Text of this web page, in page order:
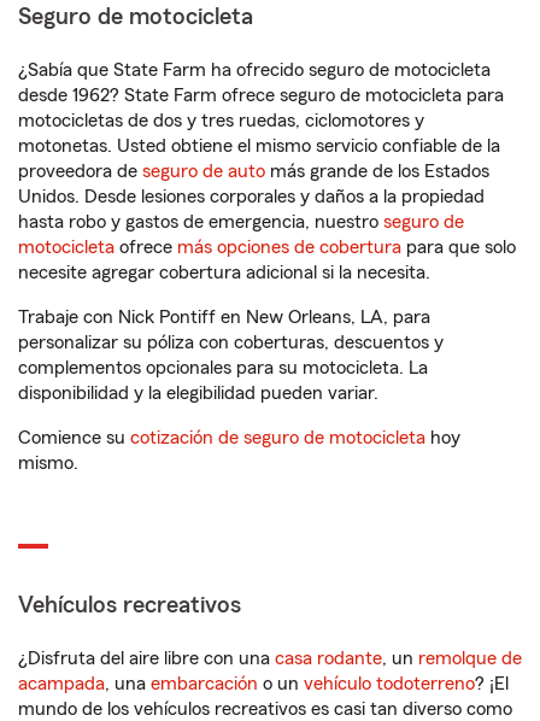
Seguro de motocicleta
¿Sabía que State Farm ha ofrecido seguro de motocicleta
desde 1962? State Farm ofrece seguro de motocicleta para
motocicletas de dos y tres ruedas, ciclomotores y
motonetas. Usted obtiene el mismo servicio confiable de la
proveedora de seguro de auto más grande de los Estados
Unidos. Desde lesiones corporales y daños a la propiedad
hasta robo y gastos de emergencia, nuestro seguro de
motocicleta ofrece más opciones de cobertura para que solo
necesite agregar cobertura adicional si la necesita.
Trabaje con Nick Pontiff en New Orleans, LA, para
personalizar su póliza con coberturas, descuentos y
complementos opcionales para su motocicleta. La
disponibilidad y la elegibilidad pueden variar.
Comience su cotización de seguro de motocicleta hoy
mismo.
Vehículos recreativos
¿Disfruta del aire libre con una casa rodante, un remolque de
acampada, una embarcación o un vehículo todoterreno? ¡El
mundo de los vehículos recreativos es casi tan diverso como